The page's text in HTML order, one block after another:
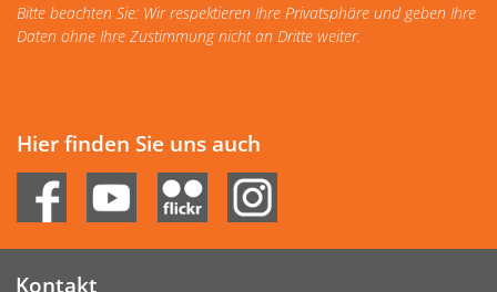
Bitte beachten Sie: Wir respektieren Ihre Privatsphäre und geben Ihre
Daten ohne Ihre Zustimmung nicht an Dritte weiter.
Hier finden Sie uns auch
Kontakt